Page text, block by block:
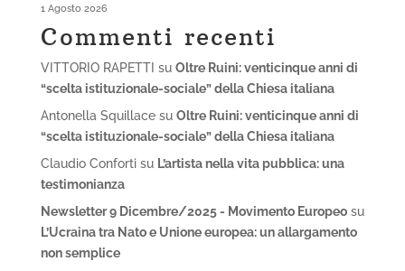
1 Agosto 2026
Commenti recenti
VITTORIO RAPETTI su Oltre Ruini: venticinque anni di
“scelta istituzionale-sociale” della Chiesa italiana
Antonella Squillacesu Oltre Ruini: venticinque anni di
“scelta istituzionale-sociale” della Chiesa italiana
Claudio Confortisu L’artista nella vita pubblica: una
testimonianza
Newsletter 9 Dicembre/2025 - Movimento Europeosu
L’Ucraina tra Nato e Unione europea: un allargamento
non semplice